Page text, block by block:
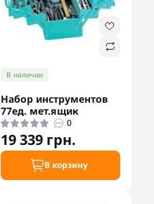
В наличии
Набор инструментов
77ед. мет.ящик
0
19 339 грн.
В корзину